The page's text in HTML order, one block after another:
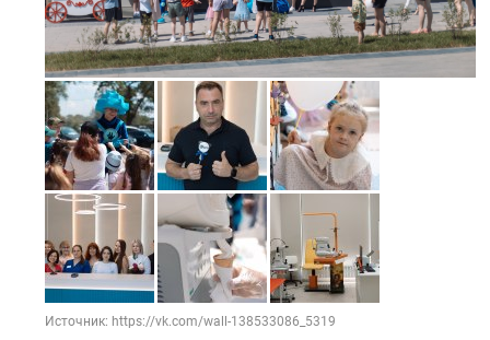
Источник: https://vk.com/wall-138533086_5319